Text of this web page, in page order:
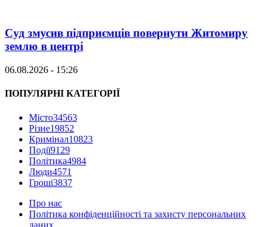
Суд змусив підприємців повернути Житомиру
землю в центрі
06.08.2026 - 15:26
ПОПУЛЯРНІ КАТЕГОРІЇ
Місто34563
Різне19852
Кримінал10823
Події9129
Політика4984
Люди4571
Гроші3837
Про нас
Політика конфіденційності та захисту персональних
даних